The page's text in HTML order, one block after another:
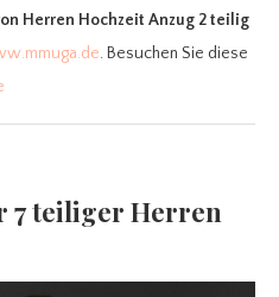
Herren Hochzeit Anzug 2 teilig
. Besuchen Sie diese
7 teiliger Herren